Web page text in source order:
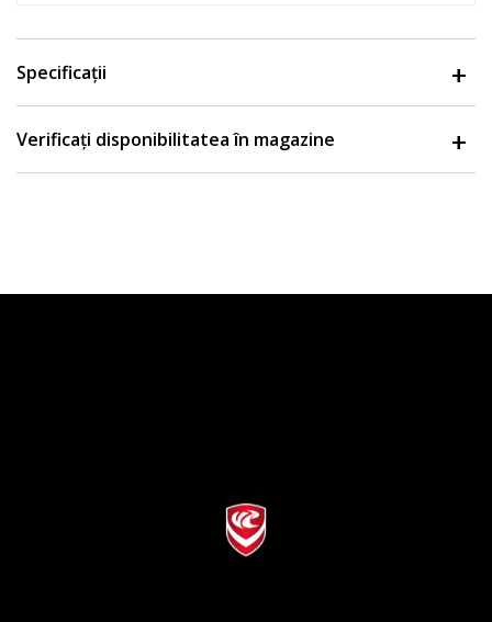
Specificații
Verificați disponibilitatea în magazine